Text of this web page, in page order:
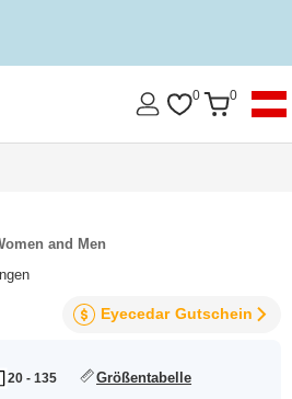
0 0
and Men
Eyecedar Gutschein
20 - 135 Größentabelle